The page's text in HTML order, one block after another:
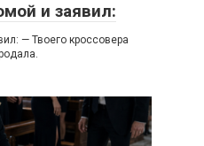
и заявил:
— Твоего кроссовера